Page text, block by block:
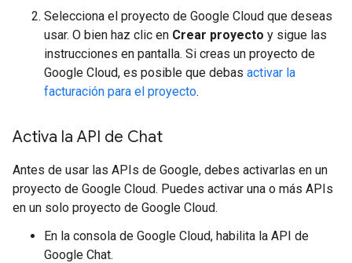
Selecciona el proyecto de Google Cloud que deseas
usar. O bien haz clic en Crear proyecto y sigue las
instrucciones en pantalla. Si creas un proyecto de
Google Cloud, es posible que debas activar la
facturación para el proyecto.
Activa la API de Chat
Antes de usar las APIs de Google, debes activarlas en un
proyecto de Google Cloud. Puedes activar una o más APIs
en un solo proyecto de Google Cloud.
En la consola de Google Cloud, habilita la API de
Google Chat.